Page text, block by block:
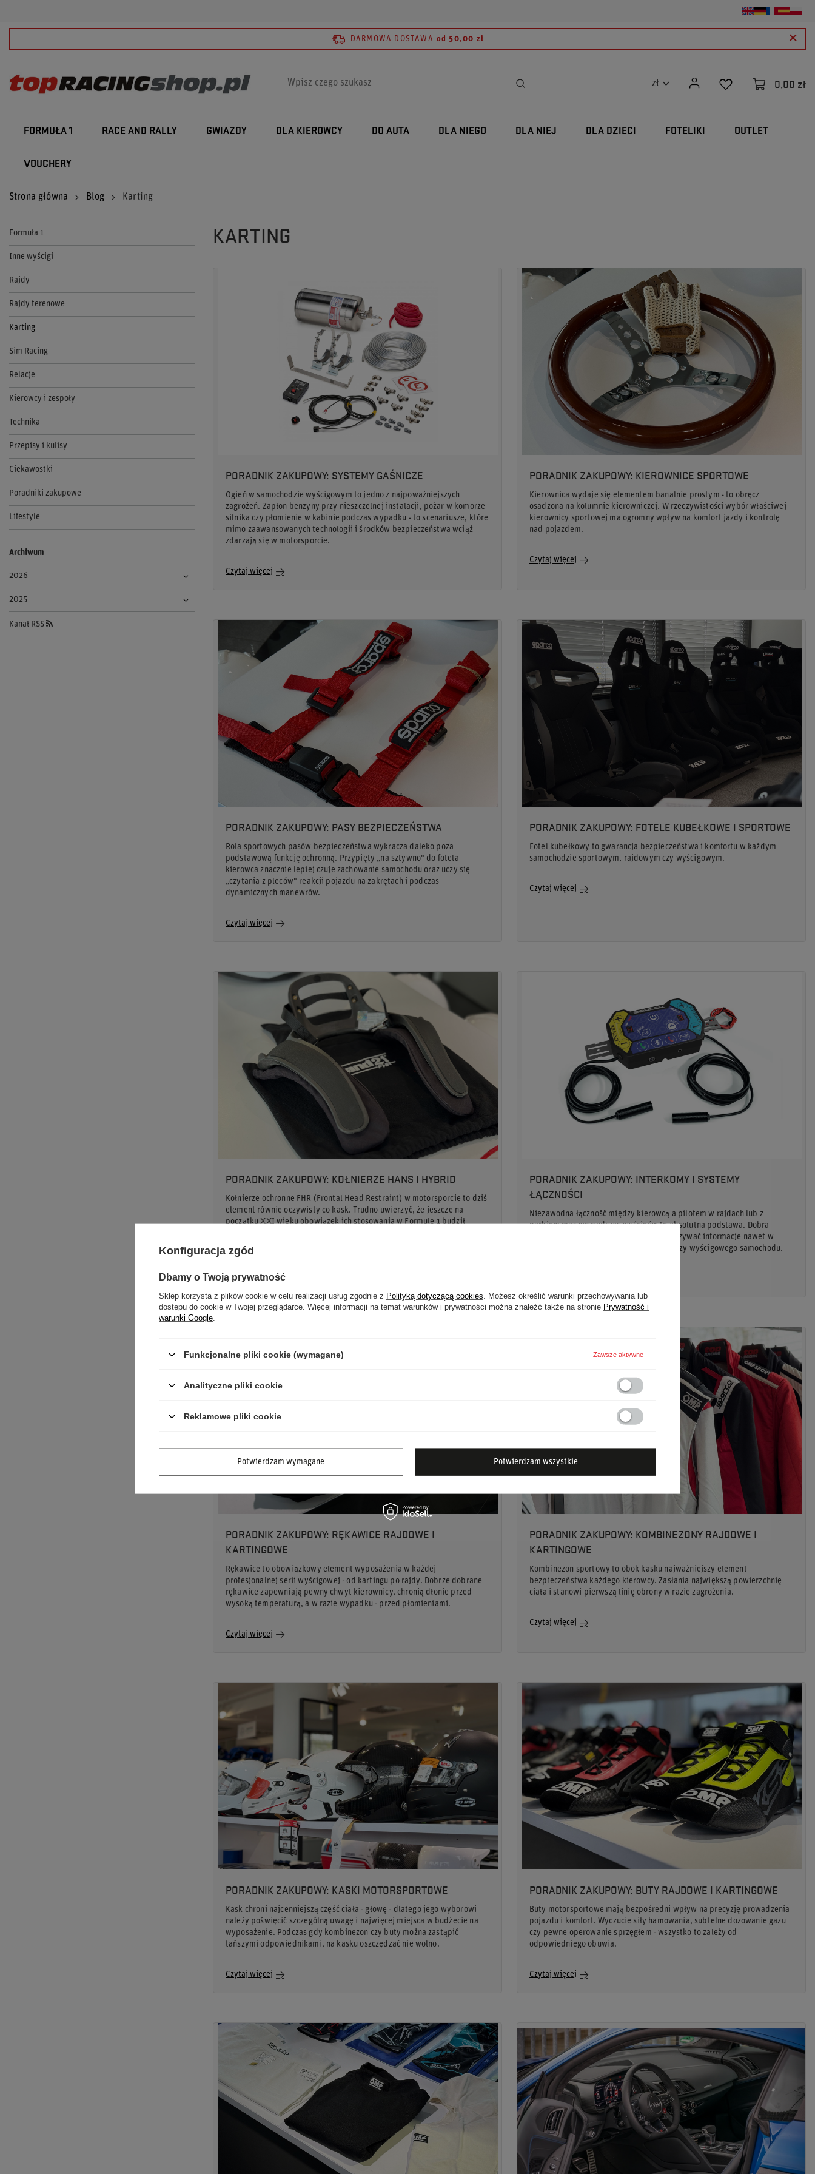
DARMOWA DOSTAWA od 50,00 zł
zł 0,00 zł
FORMUŁA 1 RACE AND RALLY GWIAZDY DLA KIEROWCY DO AUTA DLA NIEGO DLA NIEJ DLA DZIECI FOTELIKI OUTLET
VOUCHERY
Strona główna Blog Karting
Formuła 1
Inne wyścigi
Rajdy
Rajdy terenowe
Karting
Sim Racing
Relacje
Kierowcy i zespoły
Technika
Przepisy i kulisy
Ciekawostki
Poradniki zakupowe
Lifestyle
Archiwum
2026
2025
Kanał RSS
KARTING
PORADNIK ZAKUPOWY: SYSTEMY GAŚNICZE
Ogień w samochodzie wyścigowym to jedno z najpoważniejszych
zagrożeń. Zapłon benzyny przy nieszczelnej instalacji, pożar w komorze
silnika czy płomienie w kabinie podczas wypadku - to scenariusze, które
mimo zaawansowanych technologii i środków bezpieczeństwa wciąż
zdarzają się w motorsporcie.
Czytaj więcej
PORADNIK ZAKUPOWY: KIEROWNICE SPORTOWE
Kierownica wydaje się elementem banalnie prostym - to obręcz
osadzona na kolumnie kierowniczej. W rzeczywistości wybór właściwej
kierownicy sportowej ma ogromny wpływ na komfort jazdy i kontrolę
nad pojazdem.
Czytaj więcej
PORADNIK ZAKUPOWY: PASY BEZPIECZEŃSTWA
Rola sportowych pasów bezpieczeństwa wykracza daleko poza
podstawową funkcję ochronną. Przypięty „na sztywno" do fotela
kierowca znacznie lepiej czuje zachowanie samochodu oraz uczy się
„czytania z pleców" reakcji pojazdu na zakrętach i podczas
dynamicznych manewrów.
Czytaj więcej
PORADNIK ZAKUPOWY: FOTELE KUBEŁKOWE I SPORTOWE
Fotel kubełkowy to gwarancja bezpieczeństwa i komfortu w każdym
samochodzie sportowym, rajdowym czy wyścigowym.
Czytaj więcej
PORADNIK ZAKUPOWY: KOŁNIERZE HANS I HYBRID
Kołnierze ochronne FHR (Frontal Head Restraint) w motorsporcie to dziś
element równie oczywisty co kask. Trudno uwierzyć, że jeszcze na
początku XXI wieku obowiązek ich stosowania w Formule 1 budził
PORADNIK ZAKUPOWY: INTERKOMY I SYSTEMY
ŁĄCZNOŚCI
Niezawodna łączność między kierowcą a pilotem w rajdach lub z
parkiem maszyn podczas wyścigów to absolutna podstawa. Dobra
komunikacja pozwala precyzyjnie przekazywać informacje nawet w
skrajnie hałaśliwym wnętrzu rajdowego czy wyścigowego samochodu.
PORADNIK ZAKUPOWY: RĘKAWICE RAJDOWE I
KARTINGOWE
Rękawice to obowiązkowy element wyposażenia w każdej
profesjonalnej serii wyścigowej - od kartingu po rajdy. Dobrze dobrane
rękawice zapewniają pewny chwyt kierownicy, chronią dłonie przed
wysoką temperaturą, a w razie wypadku - przed płomieniami.
Czytaj więcej
PORADNIK ZAKUPOWY: KOMBINEZONY RAJDOWE I
KARTINGOWE
Kombinezon sportowy to obok kasku najważniejszy element
bezpieczeństwa każdego kierowcy. Zasłania największą powierzchnię
ciała i stanowi pierwszą linię obrony w razie zagrożenia.
Czytaj więcej
PORADNIK ZAKUPOWY: KASKI MOTORSPORTOWE
Kask chroni najcenniejszą część ciała - głowę - dlatego jego wyborowi
należy poświęcić szczególną uwagę i najwięcej miejsca w budżecie na
wyposażenie. Podczas gdy kombinezon czy buty można zastąpić
tańszymi odpowiednikami, na kasku oszczędzać nie wolno.
Czytaj więcej
PORADNIK ZAKUPOWY: BUTY RAJDOWE I KARTINGOWE
Buty motorsportowe mają bezpośredni wpływ na precyzję prowadzenia
pojazdu i komfort. Wyczucie siły hamowania, subtelne dozowanie gazu
czy pewne operowanie sprzęgłem - wszystko to zależy od
odpowiedniego obuwia.
Czytaj więcej
Konfiguracja zgód
Dbamy o Twoją prywatność
Sklep korzysta z plików cookie w celu realizacji usług zgodnie z Polityką dotyczącą cookies . Możesz określić warunki przechowywania lub
dostępu do cookie w Twojej przeglądarce. Więcej informacji na temat warunków i prywatności można znaleźć także na stronie Prywatność i
warunki Google
Funkcjonalne pliki cookie (wymagane) Zawsze aktywne
Analityczne pliki cookie
Reklamowe pliki cookie
Potwierdzam wymagane Potwierdzam wszystkie